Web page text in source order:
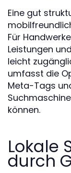
Eine gut
Für
Leistungen
leicht
umfasst die
Meta-Tags
können.
Lokale
durch